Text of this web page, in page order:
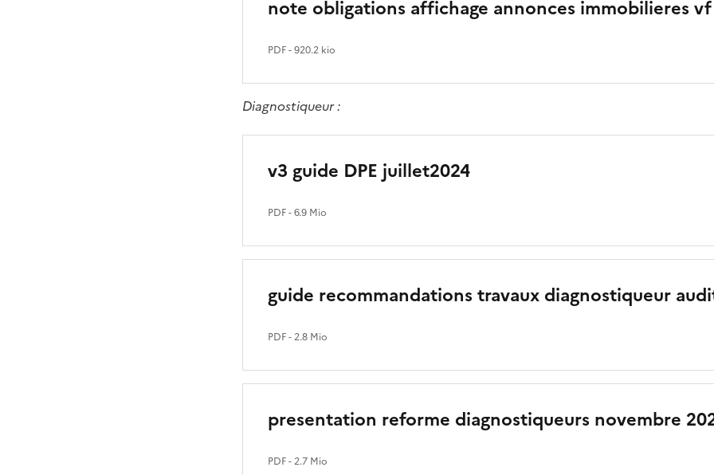
note obligations affichage annonces immobilieres
PDF- 920.2 kio
Diagnostiqueur :
v3 guide DPE juillet2024
PDF- 6.9 Mio
guide recommandations travaux diagnostiqueur
PDF- 2.8 Mio
presentation reforme diagnostiqueurs novembre
PDF- 2.7 Mio